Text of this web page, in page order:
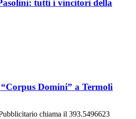
tutti i vincitori della
Domini” a Termoli
chiama il 393.5496623